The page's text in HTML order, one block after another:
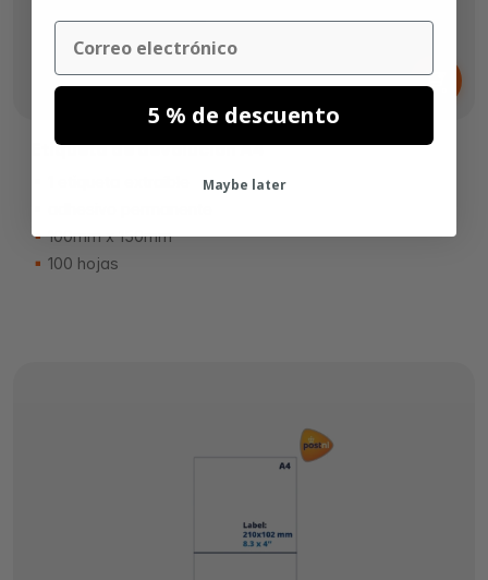
Desde
8, €
Etiqueta de devolución A4
100mm x 150mm
100 hojas
Email
5 % de descuento
Maybe later